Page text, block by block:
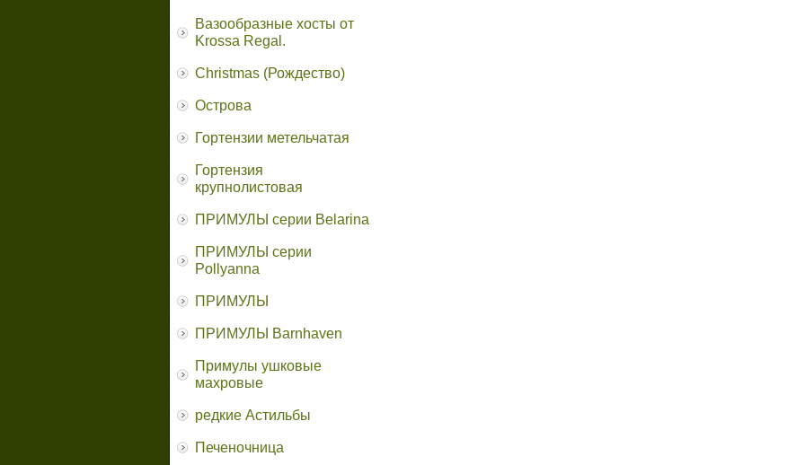
Вазообразные хосты от
Krossa Regal.
Christmas (Рождество)
Острова
Гортензии метельчатая
Гортензия
крупнолистовая
ПРИМУЛЫ серии Belarina
ПРИМУЛЫ серии
Pollyanna
ПРИМУЛЫ
ПРИМУЛЫ Barnhaven
Примулы ушковые
махровые
редкие Астильбы
Печеночница